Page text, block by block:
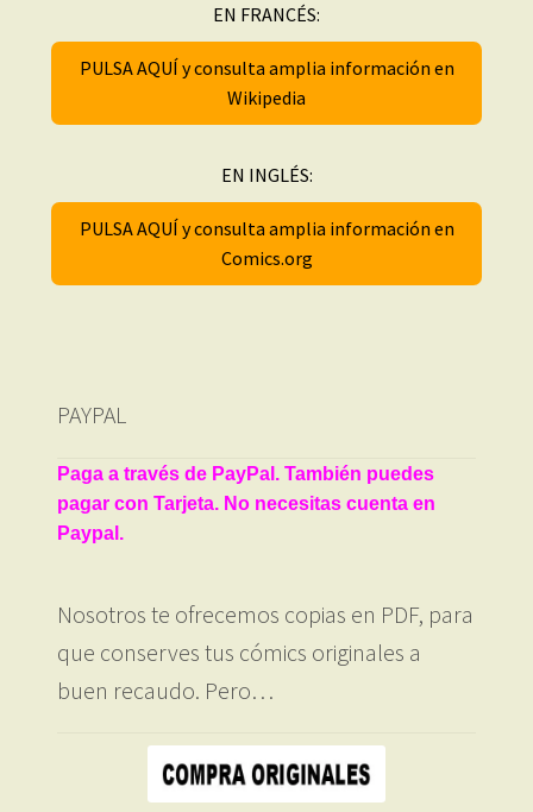
EN FRANCÉS:
PULSA AQUÍ y consulta amplia información en
Wikipedia
EN INGLÉS:
PULSA AQUÍ y consulta amplia información en
Comics.org
PAYPAL
Paga a través de PayPal. También puedes
pagar con Tarjeta. No necesitas cuenta en
Paypal.
Nosotros te ofrecemos copias en PDF, para
que conserves tus cómics originales a
buen recaudo. Pero…